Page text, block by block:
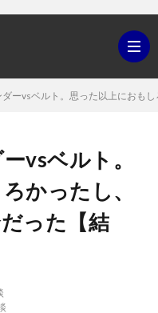
ーvsベルト。思った以上におも
vsベルト。
かったし、
った【結